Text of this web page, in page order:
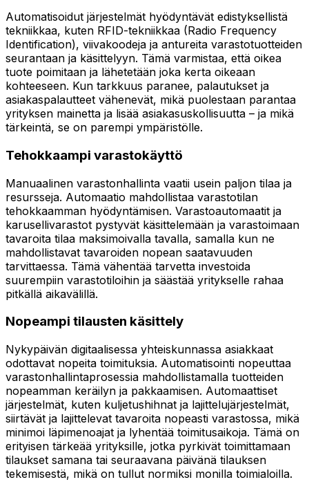
Automatisoidut järjestelmät hyödyntävät edistyksellistä
tekniikkaa, kuten RFID-tekniikkaa (Radio Frequency
Identification), viivakoodeja ja antureita varastotuotteiden
seurantaan ja käsittelyyn. Tämä varmistaa, että oikea
tuote poimitaan ja lähetetään joka kerta oikeaan
kohteeseen. Kun tarkkuus paranee, palautukset ja
asiakaspalautteet vähenevät, mikä puolestaan parantaa
yrityksen mainetta ja lisää asiakasuskollisuutta – ja mikä
tärkeintä, se on parempi ympäristölle.
Tehokkaampi varastokäyttö
Manuaalinen varastonhallinta vaatii usein paljon tilaa ja
resursseja. Automaatio mahdollistaa varastotilan
tehokkaamman hyödyntämisen. Varastoautomaatit ja
karusellivarastot pystyvät käsittelemään ja varastoimaan
tavaroita tilaa maksimoivalla tavalla, samalla kun ne
mahdollistavat tavaroiden nopean saatavuuden
tarvittaessa. Tämä vähentää tarvetta investoida
suurempiin varastotiloihin ja säästää yritykselle rahaa
pitkällä aikavälillä.
Nopeampi tilausten käsittely
Nykypäivän digitaalisessa yhteiskunnassa asiakkaat
odottavat nopeita toimituksia. Automatisointi nopeuttaa
varastonhallintaprosessia mahdollistamalla tuotteiden
nopeamman keräilyn ja pakkaamisen. Automaattiset
järjestelmät, kuten kuljetushihnat ja lajittelujärjestelmät,
siirtävät ja lajittelevat tavaroita nopeasti varastossa, mikä
minimoi läpimenoajat ja lyhentää toimitusaikoja. Tämä on
erityisen tärkeää yrityksille, jotka pyrkivät toimittamaan
tilaukset samana tai seuraavana päivänä tilauksen
tekemisestä, mikä on tullut normiksi monilla toimialoilla.